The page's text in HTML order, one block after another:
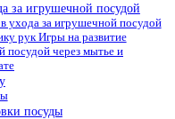
за игрушечной посудой
ухода за игрушечной посудой
рук Игры на развитие
посудой через мытье и
посуды